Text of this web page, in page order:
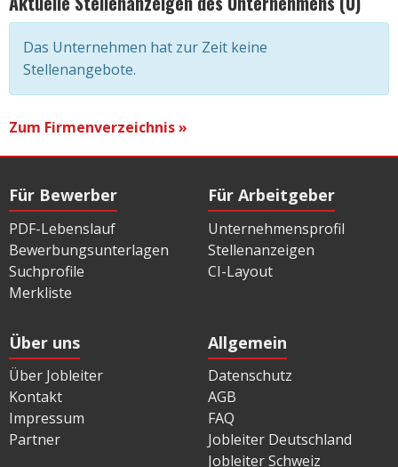
Das Unternehmen hat zur Zeit keine
Stellenangebote.
Zum Firmenverzeichnis »
Für Bewerber
PDF-Lebenslauf
Bewerbungsunterlagen
Suchprofile
Merkliste
Für Arbeitgeber
Unternehmensprofil
Stellenanzeigen
CI-Layout
Über uns
Über Jobleiter
Kontakt
Impressum
Partner
Allgemein
Datenschutz
AGB
FAQ
Jobleiter Deutschland
Jobleiter Schweiz